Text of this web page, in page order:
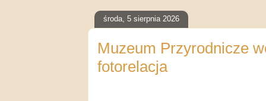
środa, 5 sierpnia 2026
Muzeum Przyrodnicze
fotorelacja